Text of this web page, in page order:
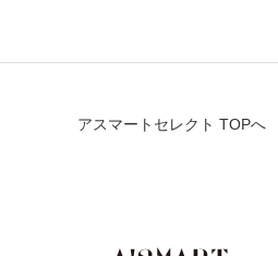
アスマートセレクト TOPへ